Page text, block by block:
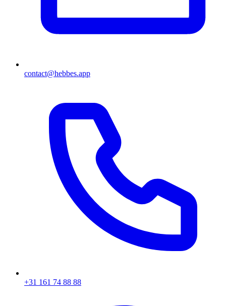
contact@hebbes.app
+31 161 74 88 88‬​​​​‌ ‍ ​‍​‍‌‍ ‌ ​‍‌‍‍‌‌‍‌ ‌‍‍‌‌‍ ‍​‍​‍​ ‍‍​‍​‍‌ ​ ‌‍​‌‌‍ ‍‌‍‍‌‌ ‌​‌ ‍‌​‍ ‍‌‍‍‌‌‍ ​‍​‍​‍ ​​‍​‍‌‍‍​‌ ​‍‌‍‌‌‌‍‌‍​‍​‍​ ‍‍​‍​‍‌‍‍​‌ ‌​‌ ‌​‌ ​​​ ‍‍​‍ ​‍ ‌‍ ​‌‍ ‌‍​ ‌‍​‌‌‍ ​‌‍‍​‌‍ ‌ ​ ‌ ‌​​ ‍‍​ ​ ​ ​ ​ ​ ​ ​ ​‍ ‌‍‍‌‌‍ ‍‌ ‌​‌‍‌‌‌‍ ‍‌ ‌​​‍ ‌‍‌‌‌‍‌​‌‍‍‌‌ ‌​​‍ ‌‍ ‌‌‍ ‌‍‌​‌‍‌‌​ ‌‌ ​​‌ ​‍‌‍‌‌‌ ​ ‌‍‌‌‌‍ ‍‌ ‌​‌‍​‌‌ ‌​‌‍‍‌‌‍ ‌‍ ‍​ ‍ ‌‍‍‌‌‍‌​​ ‌‌‍‌ ‌‍ ​‌‍ ‌‍​‍‌‍​‌‌‍ ​​ ‍ ‌ ‌​‌ ‍‌‌ ​​‌‍‌‌​ ‌‌‍‌ ‌‍ ​‌‍ ‌‍​‍‌‍​‌‌‍ ​​ ‍ ‌ ​​‌‍​‌‌ ‌​‌‍‍​​ ‌‌‍​ ‌‍ ‌‍ ‍‌ ‌​‌‍​‌‌‍​ ‌ ‌​​‍ ‍‌ ​​‌‍‍​‌‍ ‌‍ ‍‌‍‌‌​ ‌‍​‍‌‍​‌‌ ​ ‌‍‌‌‌‌‌‌‌ ​‍‌‍ ​​ ‌‌‍‍​‌ ‌​‌ ‌​‌ ​​​‍‌‌​ ​ ‌​​‌​‍‌‌​ ​‍‌​‌‍​‍‌‌​ ​‍‌​‌‍‌‍ ​‌‍ ‌‍​ ‌‍​‌‌‍ ​‌‍‍​‌‍ ‌ ​ ‌ ‌​​‍‌‌​ ​ ‌​​‌​ ​ ​ ​ ​ ​ ​ ​ ​‍‌‍‌‍‍‌‌‍‌​​ ‌‌‍‌ ‌‍ ​‌‍ ‌‍​‍‌‍​‌‌‍ ​​‍‌‍‌ ‌​‌ ‍‌‌ ​​‌‍‌‌​ ‌‌‍‌ ‌‍ ​‌‍ ‌‍​‍‌‍​‌‌‍ ​​‍‌‍‌ ​​‌‍​‌‌ ‌​‌‍‍​​ ‌‌‍​ ‌‍ ‌‍ ‍‌ ‌​‌‍​‌‌‍​ ‌ ‌​​‍ ‍‌ ​​‌‍‍​‌‍ ‌‍ ‍‌‍‌‌​‍‌‍‌ ​​‌‍‌‌‌ ​‍‌ ​ ‌ ​​‌‍‌‌‌‍​ ‌ ‌​‌‍‍‌‌ ‌‍‌‍‌‌​ ‌‌ ​​‌ ‌‌‌‍​‍‌‍ ​‌‍‍‌‌ ​ ‌‍‍​‌‍‌‌‌‍‌​​‍​‍‌ ‌